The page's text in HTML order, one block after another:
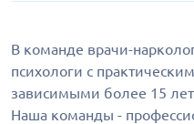
В команде врачи-
психологи с
зависимыми более 15
Наша команды -